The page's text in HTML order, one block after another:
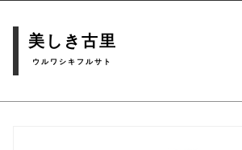
美しき古里
ウルワシキフルサト